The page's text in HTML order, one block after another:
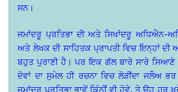
ਸਨ।
ਜਮਾਂਦਰੂ ਪ੍ਰਤਿਭਾ ਦੀ ਅਤੇ ਸਿਖਾਂਦਰੂ ਅਧਿਐਨ-
ਅਤੇ ਲੇਖਕ ਦੀ ਸਾਹਿਤਕ ਪ੍ਰਾਪਤੀ ਵਿਚ ਇਨ੍ਹਾਂ ਦੀ
ਬਹੁਤ ਪੁਰਾਣੀ ਹੈ। ਪਰ ਇਕ ਗੱਲ ਬਾਰੇ ਸਾਰੇ ਸਿਆਣੇ
ਦੋਵਾਂ ਦਾ ਸੁਮੇਲ ਹੀ ਰਚਨਾ ਵਿਚ ਲੋੜੀਂਦਾ ਜਲੌਅ
ਜਮਾਂਦਰੂ ਪ੍ਰਤਿਭਾ ਭਾਵੇਂ ਕਿੰਨੀਂ ਵੀ ਹੋਵੇ, ਤੇ ਉਹ ਹਰ